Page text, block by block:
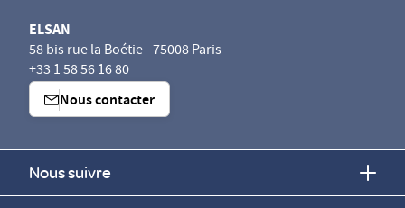
ELSAN
58 bis rue la Boétie - 75008 Paris
+33 1 58 56 16 80
Nous contacter
Nous suivre